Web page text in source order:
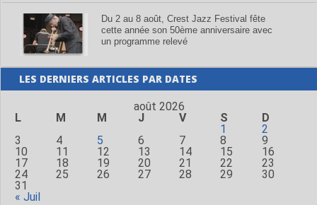
Du 2 au 8 août, Crest Jazz Festival fête
cette année son 50ème anniversaire avec
un programme relevé
LES DERNIERS ARTICLES PAR DATES
août 2026
L
M M J V S
D
1
2
3
4 5 6 7 8
9
10
11 12 13 14 15
16
17
18 19 20 21 22
23
24
25 26 27 28 29
30
31
« Juil